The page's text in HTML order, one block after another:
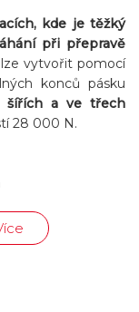
kde je těžký
při přepravě
lze vytvořit pomocí
konců pásku
šířích a ve třech
28 000 N.